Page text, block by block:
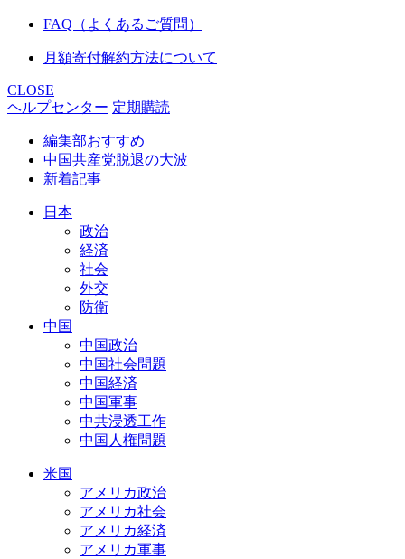
FAQ（よくあるご質問）
月額寄付解約方法について
CLOSE
ヘルプセンター 定期購読
編集部おすすめ
中国共産党脱退の大波
新着記事
日本
政治
経済
社会
外交
防衛
中国
中国政治
中国社会問題
中国経済
中国軍事
中共浸透工作
中国人権問題
米国
アメリカ政治
アメリカ社会
アメリカ経済
アメリカ軍事